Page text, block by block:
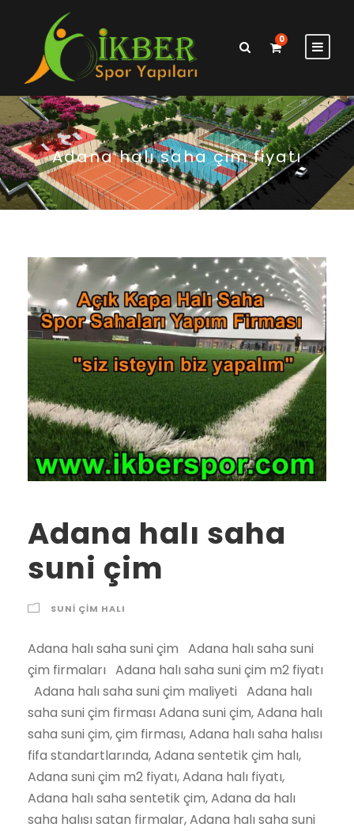
0
Adana halı saha çim fiyatı
Adana halı saha
suni çim
SUNI ÇIM HALI
Adana halı saha suni çim Adana halı saha suni
çim firmaları Adana halı saha suni çim m2 fiyatı
Adana halı saha suni çim maliyeti Adana halı
saha suni çim firması Adana suni çim, Adana halı
saha suni çim, çim firması, Adana halı saha halısı
fifa standartlarında, Adana sentetik çim halı,
Adana suni çim m2 fiyatı, Adana halı fiyatı,
Adana halı saha sentetik çim, Adana da halı
saha halısı satan firmalar, Adana halı saha suni